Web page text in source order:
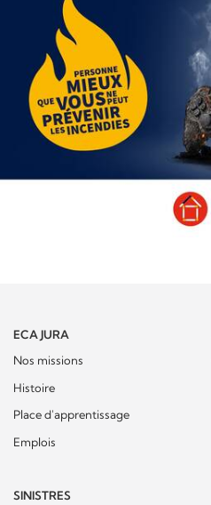
ECA JURA
Nos missions
Histoire
Place d'apprentissage
Emplois
SINISTRES